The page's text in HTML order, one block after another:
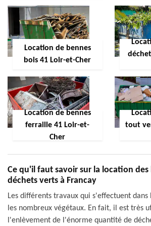
Location de bennes
bois 41 Loir-et-Cher
Location de bennes
ferraille 41 Loir-et-
Cher
tout
Ce qu'il faut savoir sur la location des
déchets verts à Francay
Les différents travaux qui s'effectuent
les nombreux végétaux. En fait, il est très
l'enlèvement de l'énorme quantité de